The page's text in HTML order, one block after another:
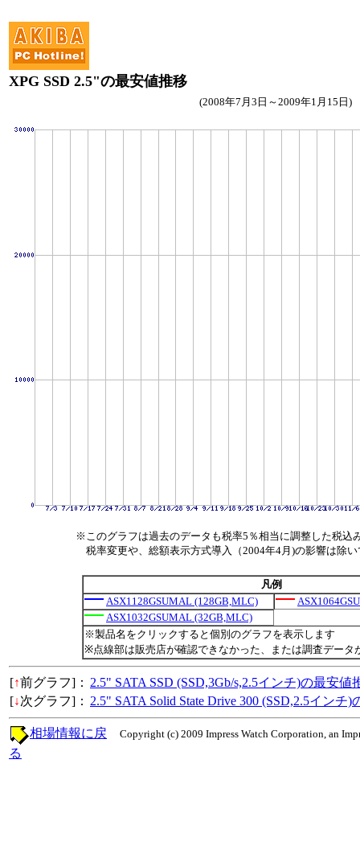
XPG SSD 2.5"の最安値推移
(2008年7月3日～2009年1月15日)
※このグラフは過去のデータも税率5％相当に調整した税込
税率変更や、総額表示方式導入（2004年4月)の影響は除い
凡例
ASX1128GSUMAL (128GB,MLC)
ASX1032GSUMAL (32GB,MLC)
※製品名をクリックすると個別のグラフを表示します
※点線部は販売店が確認できなかった、または調査データ
[↑前グラフ]： 2.5" SATA SSD (SSD,3Gb/s,2.5インチ)の最安値
[↓次グラフ]： 2.5" SATA Solid State Drive 300 (SSD,2.5インチ
Copyright (c) 2009 Impress Watch Corporation, an
相場情報に戻
る